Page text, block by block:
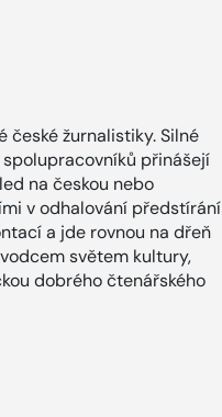
české žurnalistiky. Silné
přinášejí
na českou nebo
v odhalování předstírání
a jde rovnou na dřeň
světem kultury,
dobrého čtenářského